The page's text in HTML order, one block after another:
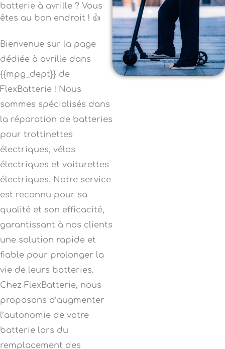
batterie à avrille ? Vous
êtes au bon endroit ! 👍
Bienvenue sur la page
dédiée à avrille dans
{{mpg_dept}} de
FlexBatterie ! Nous
sommes spécialisés dans
la réparation de batteries
pour trottinettes
électriques, vélos
électriques et voiturettes
électriques. Notre service
est reconnu pour sa
qualité et son efficacité,
garantissant à nos clients
une solution rapide et
fiable pour prolonger la
vie de leurs batteries.
Chez FlexBatterie, nous
proposons d’augmenter
l’autonomie de votre
batterie lors du
remplacement des